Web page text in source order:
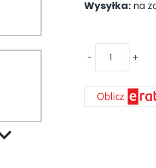
1200,00
Wysyłka: na
-
Drzwi
+